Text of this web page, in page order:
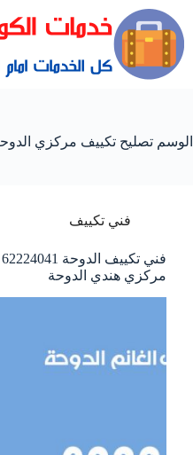
الوسم تصليح تكييف مركزي
فني تكييف
مركزي هندي الدوحة